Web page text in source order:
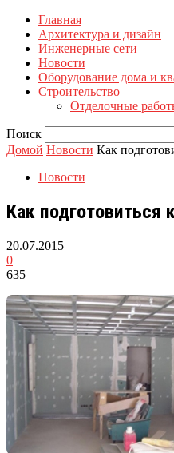
Главная
Архитектура и дизайн
Инженерные сети
Новости
Оборудование дома и
Строительство
Отделочные
Поиск
Домой Новости Как
Новости
Как подготовиться
20.07.2015
0
635